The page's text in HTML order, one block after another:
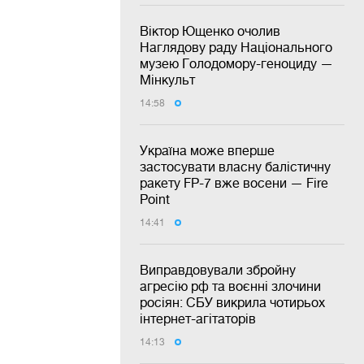
Віктор Ющенко очолив
Наглядову раду Національного
музею Голодомору-геноциду —
Мінкульт
14:58
Україна може вперше
застосувати власну балістичну
ракету FP-7 вже восени — Fire
Point
14:41
Виправдовували збройну
агресію рф та воєнні злочини
росіян: СБУ викрила чотирьох
інтернет-агітаторів
14:13